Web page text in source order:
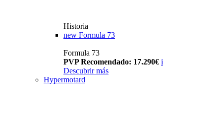
Historia
new Formula 73
Formula 73
PVP Recomendado: 17.290€ i
Descubrir más
Hypermotard